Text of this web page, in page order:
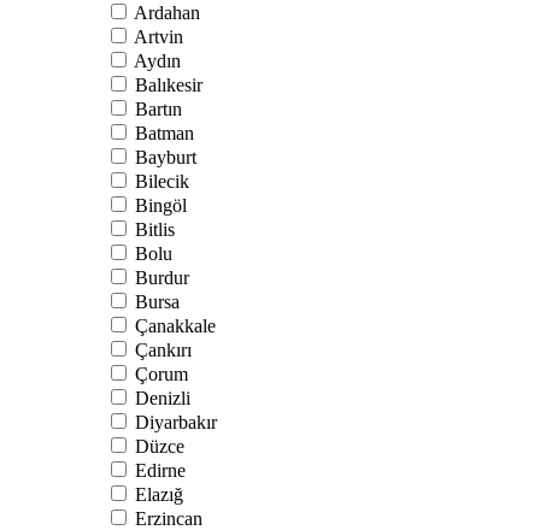
Ardahan
Artvin
Aydın
Balıkesir
Bartın
Batman
Bayburt
Bilecik
Bingöl
Bitlis
Bolu
Burdur
Bursa
Çanakkale
Çankırı
Çorum
Denizli
Diyarbakır
Düzce
Edirne
Elazığ
Erzincan